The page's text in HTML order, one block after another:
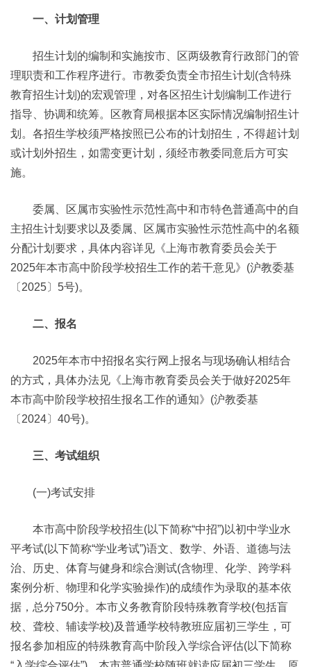
一、计划管理
招生计划的编制和实施按市、区两级教育行政部门的管
理职责和工作程序进行。市教委负责全市招生计划(含特殊
教育招生计划)的宏观管理，对各区招生计划编制工作进行
指导、协调和统筹。区教育局根据本区实际情况编制招生计
划。各招生学校须严格按照已公布的计划招生，不得超计划
或计划外招生，如需变更计划，须经市教委同意后方可实
施。
委属、区属市实验性示范性高中和市特色普通高中的自
主招生计划要求以及委属、区属市实验性示范性高中的名额
分配计划要求，具体内容详见《上海市教育委员会关于
2025年本市高中阶段学校招生工作的若干意见》(沪教委基
〔2025〕5号)。
二、报名
2025年本市中招报名实行网上报名与现场确认相结合
的方式，具体办法见《上海市教育委员会关于做好2025年
本市高中阶段学校招生报名工作的通知》(沪教委基
〔2024〕40号)。
三、考试组织
(一)考试安排
本市高中阶段学校招生(以下简称“中招”)以初中学业水
平考试(以下简称“学业考试”)语文、数学、外语、道德与法
治、历史、体育与健身和综合测试(含物理、化学、跨学科
案例分析、物理和化学实验操作)的成绩作为录取的基本依
据，总分750分。本市义务教育阶段特殊教育学校(包括盲
校、聋校、辅读学校)及普通学校特教班应届初三学生，可
报名参加相应的特殊教育高中阶段入学综合评估(以下简称